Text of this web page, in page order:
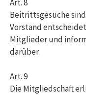
Art. 8
Beitrittsgesuche
Vorstand
Mitglieder und
darüber.
Art. 9
Die Mitgliedschaft